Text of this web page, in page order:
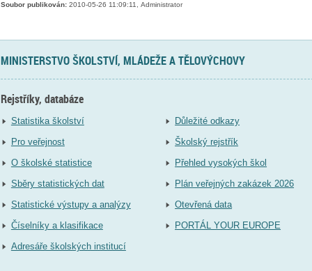
Soubor publikován:2010-05-26 11:09:11, Administrator
MINISTERSTVO ŠKOLSTVÍ, MLÁDEŽE A TĚLOVÝCHOVY
Rejstříky, databáze
Statistika školství
Pro veřejnost
O školské statistice
Sběry statistických dat
Statistické výstupy a analýzy
Číselníky a klasifikace
Adresáře školských institucí
Důležité odkazy
Školský rejstřík
Přehled vysokých škol
Plán veřejných zakázek 2026
Otevřená data
PORTÁL YOUR EUROPE